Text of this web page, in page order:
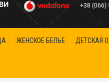
+38 (066)
ЖЕНСКОЕ БЕЛЬЕ ДЕТСКАЯ